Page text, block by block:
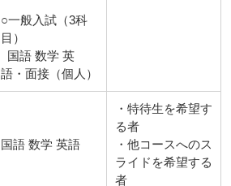
○一般入試（3科
目）
国語 数学 英
語・面接（個人）
国語 数学 英語
・特待生を希望す
る者
・他コースへのス
ライドを希望する
者